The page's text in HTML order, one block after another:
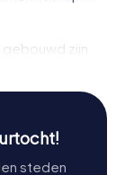
zijn
kerk gewijd
is de rijke
en religieuze
steden